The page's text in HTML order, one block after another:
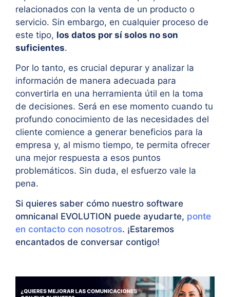
relacionados con la venta de un producto o
servicio. Sin embargo, en cualquier proceso de
este tipo, los datos por sí solos no son
suficientes.
Por lo tanto, es crucial depurar y analizar la
información de manera adecuada para
convertirla en una herramienta útil en la toma
de decisiones. Será en ese momento cuando tu
profundo conocimiento de las necesidades del
cliente comience a generar beneficios para la
empresa y, al mismo tiempo, te permita ofrecer
una mejor respuesta a esos puntos
problemáticos. Sin duda, el esfuerzo vale la
pena.
Si quieres saber cómo nuestro software
omnicanal EVOLUTION puede ayudarte, ponte
en contacto con nosotros. ¡Estaremos
encantados de conversar contigo!